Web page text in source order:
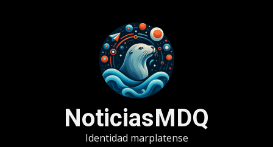
NoticiasMDQ
Identidad marplatense